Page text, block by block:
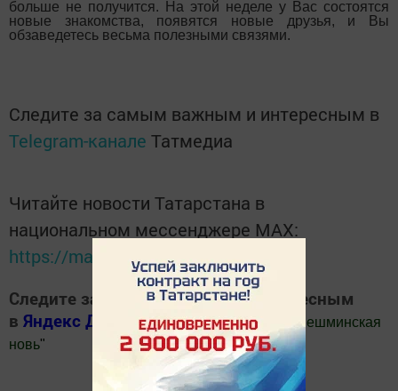
больше не получится. На этой неделе у Вас состоятся
новые знакомства, появятся новые друзья, и Вы
обзаведетесь весьма полезными связями.
Следите за самым важным и интересным в
Telegram-канале Татмедиа
Читайте новости Татарстана в
национальном мессенджере MАХ:
https://max.ru/tatmedia
Следите за самым важным и интересным
в Яндекс Дзен иТелеграм канале
Шешминская
новь"
Добавить Шешминскую новь в Яндекс.Новости